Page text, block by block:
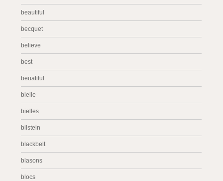
beautiful
becquet
believe
best
beuatiful
bielle
bielles
bilstein
blackbelt
blasons
blocs